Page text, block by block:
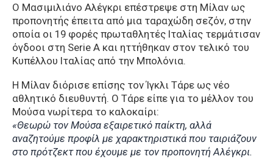
Ο Μασιμιλιάνο Αλέγκρι επέστρεψε στη Μίλαν ως
προπονητής έπειτα από μια ταραχώδη σεζόν, στην
οποία οι 19 φορές πρωταθλητές Ιταλίας τερμάτισαν
όγδοοι στη Serie A και ηττήθηκαν στον τελικό του
Κυπέλλου Ιταλίας από την Μπολόνια.
Η Μίλαν διόρισε επίσης τον Ίγκλι Τάρε ως νέο
αθλητικό διευθυντή. Ο Τάρε είπε για το μέλλον του
Μούσα νωρίτερα το καλοκαίρι:
«Θεωρώ τον Μούσα εξαιρετικό παίκτη, αλλά
αναζητούμε προφίλ με χαρακτηριστικά που ταιριάζουν
στο πρότζεκτ που έχουμε με τον προπονητή Αλέγκρι.